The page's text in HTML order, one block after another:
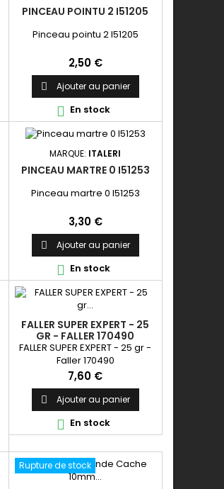
PINCEAU POINTU 2 I51205
Pinceau pointu 2 I51205
Prix
2,50 €
 Ajouter au panier
 En stock
MARQUE: ITALERI
PINCEAU MARTRE 0 I51253
Pinceau martre 0 I51253
Prix
3,30 €
 Ajouter au panier
 En stock
FALLER SUPER EXPERT - 25
GR - FALLER 170490
FALLER SUPER EXPERT - 25 gr -
Faller 170490
Prix
7,60 €
 Ajouter au panier
 En stock
Rupture de stock